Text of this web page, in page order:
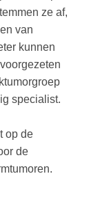
ze af,
van
kunnen
specialist.
op de
de